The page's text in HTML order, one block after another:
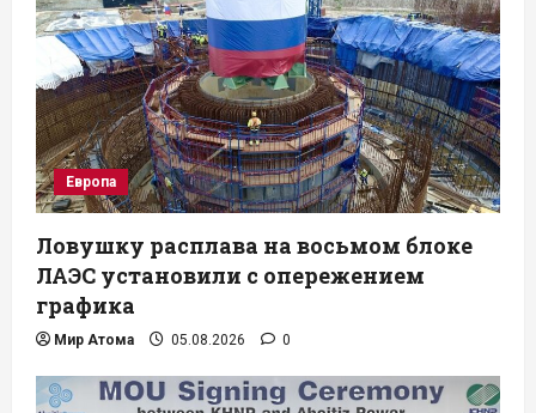
Европа
Ловушку расплава на восьмом блоке
ЛАЭС установили с опережением
графика
Мир Атома 05.08.2026 0